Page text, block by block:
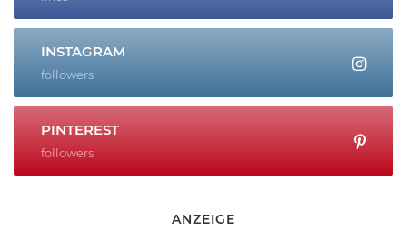
INSTAGRAM
followers
PINTEREST
followers
ANZEIGE